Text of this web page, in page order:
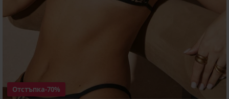
Отстъпка-70%